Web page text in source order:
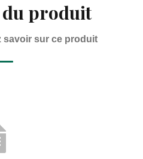
produit
savoir sur ce produit